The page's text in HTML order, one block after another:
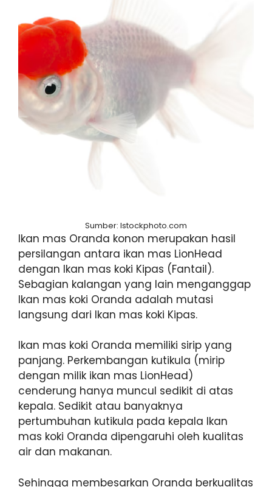
Sumber: Istockphoto.com
Ikan mas Oranda konon merupakan hasil
persilangan antara ikan mas LionHead
dengan Ikan mas koki Kipas (Fantail).
Sebagian kalangan yang lain menganggap
Ikan mas koki Oranda adalah mutasi
langsung dari Ikan mas koki Kipas.
Ikan mas koki Oranda memiliki sirip yang
panjang. Perkembangan kutikula (mirip
dengan milik ikan mas LionHead)
cenderung hanya muncul sedikit di atas
kepala. Sedikit atau banyaknya
pertumbuhan kutikula pada kepala Ikan
mas koki Oranda dipengaruhi oleh kualitas
air dan makanan.
Sehingga membesarkan Oranda berkualitas